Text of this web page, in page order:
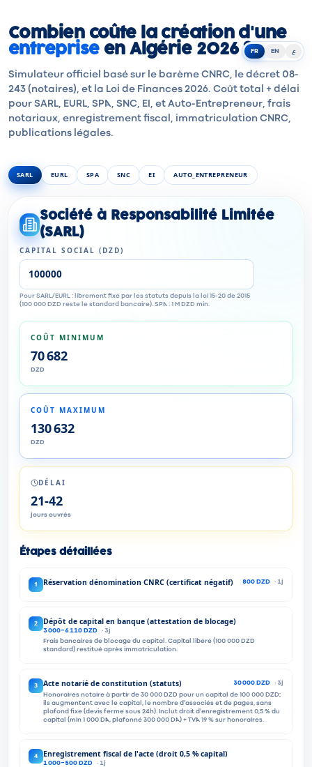
FR EN ع
Combien coûte la création d'une
entreprise en Algérie 2026 ?
Simulateur officiel basé sur le barème CNRC, le décret 08-
243 (notaires), et la Loi de Finances 2026. Coût total + délai
pour SARL, EURL, SPA, SNC, EI, et Auto-Entrepreneur, frais
notariaux, enregistrement fiscal, immatriculation CNRC,
publications légales.
SARL EURL SPA SNC EI AUTO_ENTREPRENEUR
Société à Responsabilité Limitée
(SARL)
CAPITAL SOCIAL (DZD)
Pour SARL/EURL : librement fixé par les statuts depuis la loi 15-20 de 2015
(100 000 DZD reste le standard bancaire). SPA : 1 M DZD min.
COÛT MINIMUM
70 682
DZD
COÛT MAXIMUM
130 632
DZD
DÉLAI
21-42
jours ouvrés
Étapes détaillées
1 Réservation dénomination CNRC (certificat négatif) 800 DZD · 1
2 Dépôt de capital en banque (attestation de blocage)
3 000-6 110 DZD · 3j
Frais bancaires de blocage du capital. Capital libéré (100 000 DZD
standard) restitué après immatriculation.
3 Acte notarié de constitution (statuts) 30 000 DZD · 3
Honoraires notaire à partir de 30 000 DZD pour un capital de 100 000 DZD;
ils augmentent avec le capital, le nombre d'associés et de pages, sans
plafond fixe (devis ferme sous 24h). Inclut droit d'enregistrement 0,5 % du
capital (min 1 000 DA, plafonné 300 000 DA) + TVA 19 % sur honoraires.
4 Enregistrement fiscal de l'acte (droit 0,5 % capital)
1 000-500 DZD · 1j